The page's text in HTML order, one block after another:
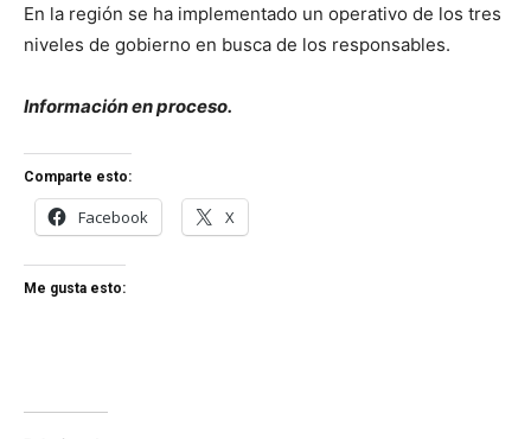
En la región se ha implementado un operativo de los tres
niveles de gobierno en busca de los responsables.
Información en proceso.
Comparte esto:
Facebook X
Me gusta esto: